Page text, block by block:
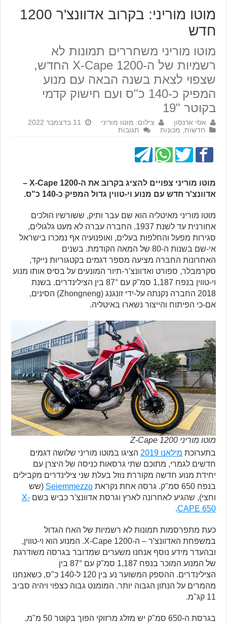
מוטו מוריני: בקרוב אדוונצ'ר 1200
חדש
מוטו מוריני משחררים תמונות לא
רשמיות של ה-X-Cape 1200 החדש,
שצפוי לצאת בשנה הבאה עם מנוע
המפיק כ-140 כ"ס ועם חישוק קדמי
בקוטר "19
אסי ארנסון צילום: מוטו מוריני
11 בדצמבר 2022
חדשות מכונות תגובות
מוטו מוריני צפויים להציג בקרוב את ה-X-Cape 1200 –
אדוונצ'ר חדש עם מנוע וי-טווין גדול המפיק כ-140 כ"ס.
מוטו מוריני מאיטליה הוא שם עבר ותיק, ששורשיו הולכים
אחורנית עד לשנת 1937. החברה עברה לא מעט גלגולים,
סגירות מפעל והחלפות בעלים, ואופנועיה אף נמכרו בישראל
אי-שם בשנות ה-80 של המאה הקודמת. בשנים
האחרונות החברה מציעה מספר דגמים בקטגוריות נייקד,
סקרמבלר, ספורט ואדוונצ'ר-תיור המונעים על בסיס אותו מנוע
וי-טווין בנפח 1,187 סמ"ק עם 87° בין הצילינדרים. בשנת
2018 החברה נקנתה על-ידי זונגנג (Zhongneng) הסינים,
אם-כי הפיתוח והייצור נשארו באיטליה.
מוטו מוריני Z-Cape 1200
בתערוכת מילאנו 2019
הציגו במוטו מוריני שלושה דגמים
חדשים לגמרי, מתוכם שתי גרסאות כניסה של היצרן עם
יחידת מנוע חדשה מקוררת נוזל בעלת שני צילינדרים מקבילים
בנפח 650 סמ"ק. גרסה אחת נקראת
Seiemmezzo (שש
וחצי), שהגיע לאחרונה לארץ וגרסת אדוונצ'ר כביש בשםX-
CAPE 650
.
כעת מתפרסמות תמונות לא רשמיות של האח הגדול
במשפחת האדוונצ'ר – ה-X-Cape 1200. המנוע הוא וי-טווין,
ובהעדר מידע נוסף אנחנו משערים שמדובר בגרסה משודרגת
של המנוע המוכר בנפח 1,187 סמ"ק עם 87° בין
הצילינדרים. ההספק המשוער נע בין 120 ל-140 כ"ס, כשאנחנו
מהמרים על הנתון הגבוה יותר. המומנט גבוה כצפוי ויהיה סביב
11 קג"מ.
בגרסת ה-650 סמ"ק יש מזלג מרזוקי הפוך בקוטר 50 מ"מ,